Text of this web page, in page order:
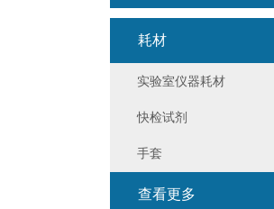
耗材
实验室仪器耗材
快检试剂
手套
查看更多